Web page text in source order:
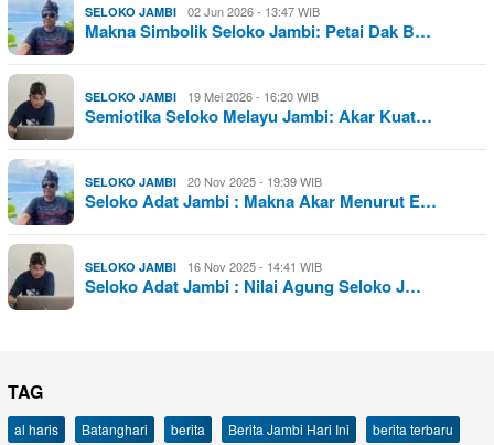
SELOKO JAMBI 02 Jun 2026 - 13:47 WIB
Makna Simbolik Seloko Jambi: Petai Dak B…
SELOKO JAMBI 19 Mei 2026 - 16:20 WIB
Semiotika Seloko Melayu Jambi: Akar Kuat…
SELOKO JAMBI 20 Nov 2025 - 19:39 WIB
Seloko Adat Jambi : Makna Akar Menurut E…
SELOKO JAMBI 16 Nov 2025 - 14:41 WIB
Seloko Adat Jambi : Nilai Agung Seloko J…
TAG
al haris Batanghari berita Berita Jambi Hari Ini
berita terbaru